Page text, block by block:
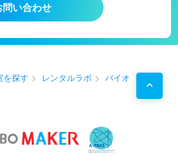
問い合わせ
を探す レンタルラボ
バイオ